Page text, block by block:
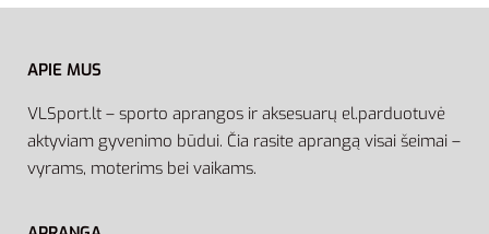
APIE MUS
VLSport.lt – sporto aprangos ir aksesuarų el.parduotuvė
aktyviam gyvenimo būdui. Čia rasite aprangą visai šeimai –
vyrams, moterims bei vaikams.